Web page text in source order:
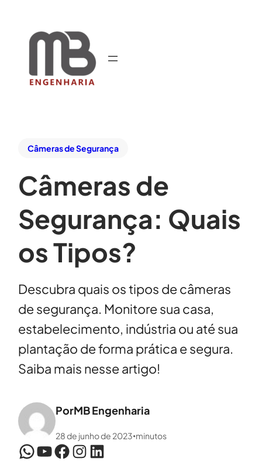
Câmeras de Segurança
Câmeras de
Segurança: Quais
os Tipos?
Descubra quais os tipos de câmeras
de segurança. Monitore sua casa,
estabelecimento, indústria ou até sua
plantação de forma prática e segura.
Saiba mais nesse artigo!
PorMB Engenharia
28 de junho de 2023 •minutos
WhatsApp YouTube Facebook Instagram LinkedIn